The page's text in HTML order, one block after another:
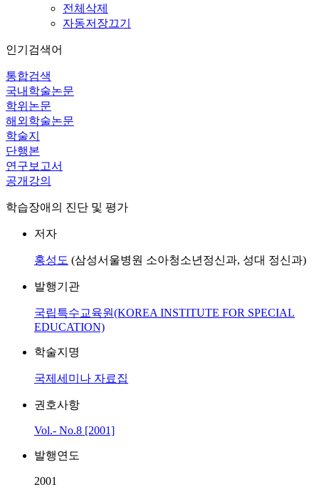
전체삭제
자동저장끄기
인기검색어
통합검색
국내학술논문
학위논문
해외학술논문
학술지
단행본
연구보고서
공개강의
학습장애의 진단 및 평가
저자
홍성도 (삼성서울병원 소아청소년정신과, 성대 정신과)
발행기관
국립특수교육원(KOREA INSTITUTE FOR SPECIAL
EDUCATION)
학술지명
국제세미나 자료집
권호사항
Vol.- No.8 [2001]
발행연도
2001